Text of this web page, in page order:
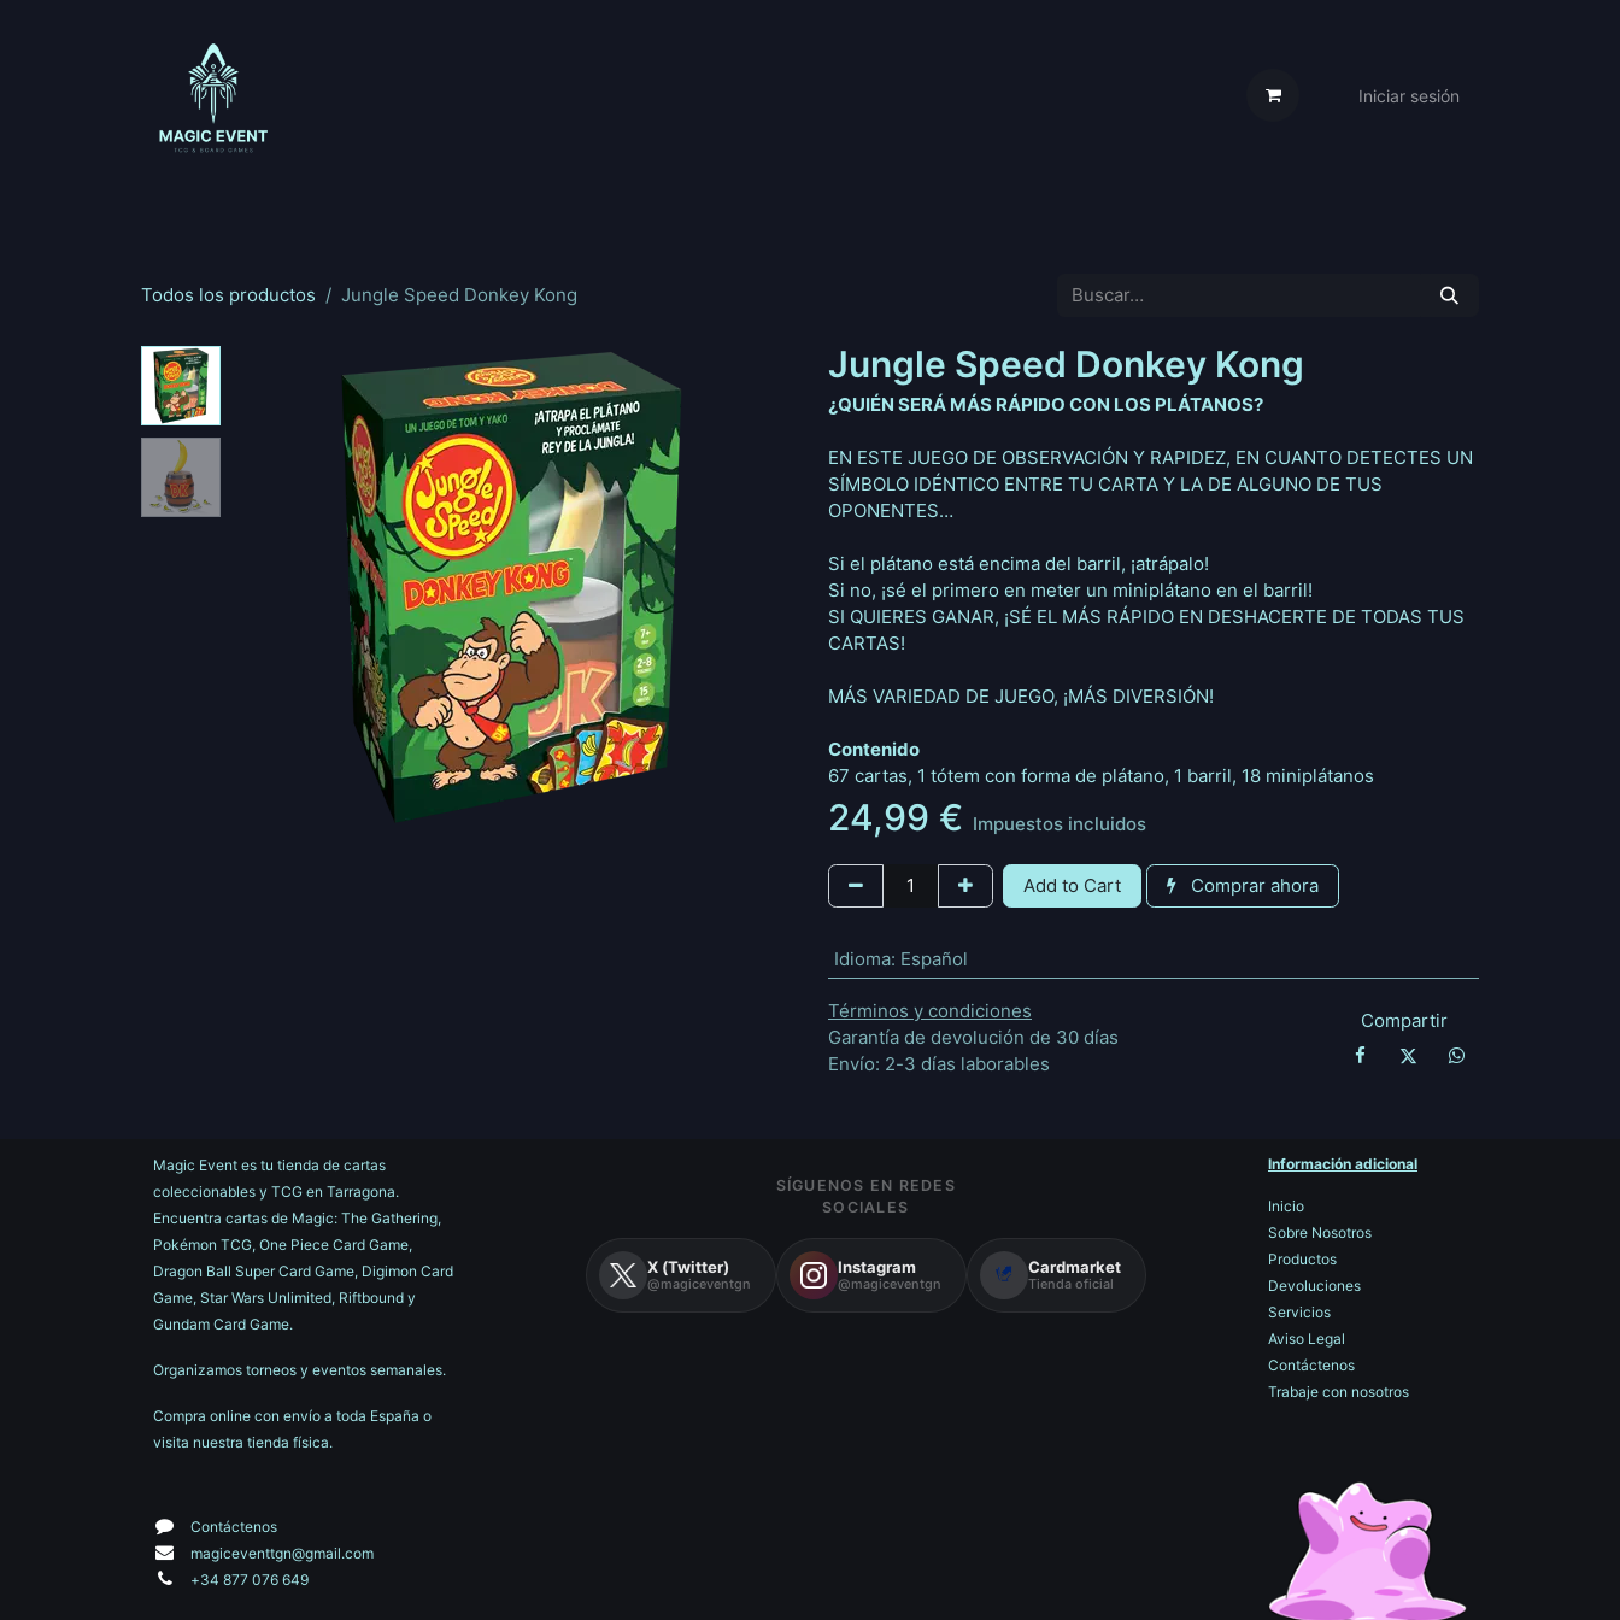
Iniciar sesión
Todos los productos Jungle Speed Donkey Kong
Jungle Speed Donkey Kong
¿QUIÉN SERÁ MÁS RÁPIDO CON LOS PLÁTANOS?
EN ESTE JUEGO DE OBSERVACIÓN Y RAPIDEZ, EN CUANTO DETECTES UN
SÍMBOLO IDÉNTICO ENTRE TU CARTA Y LA DE ALGUNO DE TUS
OPONENTES…
Si el plátano está encima del barril, ¡atrápalo!
Si no, ¡sé el primero en meter un miniplátano en el barril!
SI QUIERES GANAR, ¡SÉ EL MÁS RÁPIDO EN DESHACERTE DE TODAS TUS
CARTAS!
MÁS VARIEDAD DE JUEGO, ¡MÁS DIVERSIÓN!
Contenido
67 cartas, 1 tótem con forma de plátano, 1 barril, 18 miniplátanos
24,99 € Impuestos incluidos
Add to Cart Comprar ahora
Idioma: Español
Términos y condiciones
Garantía de devolución de 30 días
Envío: 2-3 días laborables
Compartir
Magic Event es tu tienda de cartas
coleccionables y TCG en Tarragona.
Encuentra cartas de Magic: The Gathering,
Pokémon TCG, One Piece Card Game,
Dragon Ball Super Card Game, Digimon Card
Game, Star Wars Unlimited, Riftbound y
Gundam Card Game.
Organizamos torneos y eventos semanales.
Compra online con envío a toda España o
visita nuestra tienda física.
Contáctenos
magiceventtgn@gmail.com
+34 877 076 649
SÍGUENOS EN REDES
SOCIALES
X (Twitter)
@magiceventgn
Instagram
@magiceventgn
Cardmarket
Tienda oficial
Información adicional
Inicio
Sobre Nosotros
Productos
Devoluciones
Servicios
Aviso Legal
Contáctenos
Trabaje con nosotros